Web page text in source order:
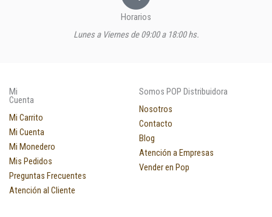
Horarios
Lunes a Viernes de 09:00 a 18:00 hs.
Mi
Cuenta
Mi Carrito
Mi Cuenta
Mi Monedero
Mis Pedidos
Preguntas Frecuentes
Atención al Cliente
Somos POP Distribuidora
Nosotros
Contacto
Blog
Atención a Empresas
Vender en Pop